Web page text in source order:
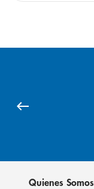
Quienes Somos